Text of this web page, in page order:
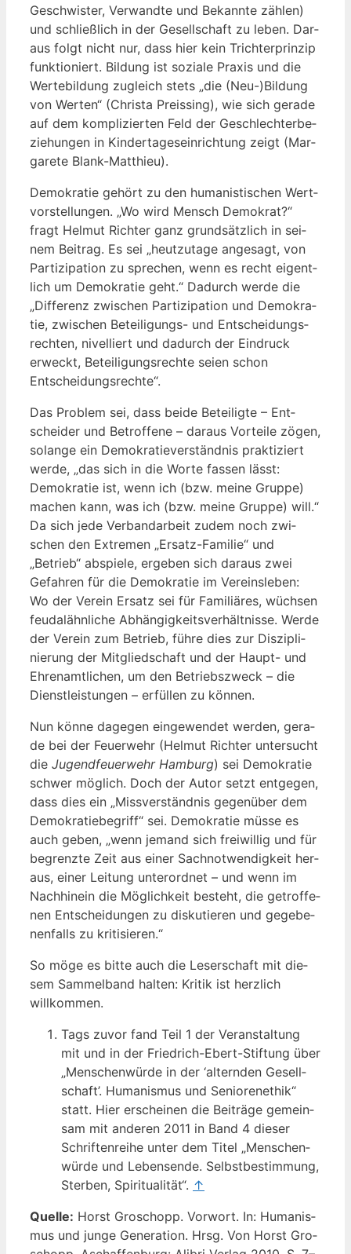
Geschwis­ter, Ver­wand­te und Bekann­te zäh­len)
und schließ­lich in der Gesell­schaft zu leben. Dar­
aus folgt nicht nur, dass hier kein Trich­ter­prin­zip
funk­tio­niert. Bil­dung ist sozia­le Pra­xis und die
Wer­te­bil­dung zugleich stets „die (Neu-)Bildung
von Wer­ten“ (Chris­ta Preis­sing), wie sich gera­de
auf dem kom­pli­zier­ten Feld der Geschlech­ter­be­
zie­hun­gen in Kin­der­ta­ges­ein­rich­tung zeigt (Mar­
ga­re­te Blank-Matthieu).
Demo­kra­tie gehört zu den huma­nis­ti­schen Wert­
vor­stel­lun­gen. „Wo wird Mensch Demo­krat?“
fragt Hel­mut Rich­ter ganz grund­sätz­lich in sei­
nem Bei­trag. Es sei „heut­zu­ta­ge ange­sagt, von
Par­ti­zi­pa­ti­on zu spre­chen, wenn es recht eigent­
lich um Demo­kra­tie geht.“ Dadurch wer­de die
„Dif­fe­renz zwi­schen Par­ti­zi­pa­ti­on und Demo­kra­
tie, zwi­schen Betei­li­gungs- und Ent­schei­dungs­
rech­ten, nivel­liert und dadurch der Ein­druck
erweckt, Betei­li­gungs­rech­te sei­en schon
Entscheidungsrechte“.
Das Pro­blem sei, dass bei­de Betei­lig­te – Ent­
schei­der und Betrof­fe­ne – dar­aus Vor­tei­le zögen,
solan­ge ein Demo­kra­tie­ver­ständ­nis prak­ti­ziert
wer­de, „das sich in die Wor­te fas­sen lässt:
Demo­kra­tie ist, wenn ich (bzw. mei­ne Grup­pe)
machen kann, was ich (bzw. mei­ne Grup­pe) will.“
Da sich jede Ver­band­ar­beit zudem noch zwi­
schen den Extre­men „Ersatz-Fami­lie“ und
„Betrieb“ abspie­le, erge­ben sich dar­aus zwei
Gefah­ren für die Demo­kra­tie im Ver­eins­le­ben:
Wo der Ver­ein Ersatz sei für Fami­liä­res, wüch­sen
feu­dal­ähn­li­che Abhän­gig­keits­ver­hält­nis­se. Wer­de
der Ver­ein zum Betrieb, füh­re dies zur Dis­zi­pli­
nie­rung der Mit­glied­schaft und der Haupt- und
Ehren­amt­li­chen, um den Betriebs­zweck – die
Dienst­leis­tun­gen – erfül­len zu können.
Nun kön­ne dage­gen ein­ge­wen­det wer­den, gera­
de bei der Feu­er­wehr (Hel­mut Rich­ter unter­sucht
die Jugend­feu­er­wehr Ham­burg) sei Demo­kra­tie
schwer mög­lich. Doch der Autor setzt ent­ge­gen,
dass dies ein „Miss­ver­ständ­nis gegen­über dem
Demo­kra­tie­be­griff“ sei. Demo­kra­tie müs­se es
auch geben, „wenn jemand sich frei­wil­lig und für
begrenz­te Zeit aus einer Sach­not­wen­dig­keit her­
aus, einer Lei­tung unter­ord­net – und wenn im
Nach­hin­ein die Mög­lich­keit besteht, die getrof­fe­
nen Ent­schei­dun­gen zu dis­ku­tie­ren und gege­be­
nen­falls zu kritisieren.“
So möge es bit­te auch die Leser­schaft mit die­
sem Sam­mel­band hal­ten: Kri­tik ist herz­lich
willkommen.
Tags zuvor fand Teil 1 der Ver­an­stal­tung
mit und in der Fried­rich-Ebert-Stif­tung über
„Men­schen­wür­de in der ‘altern­den Gesell­
schaft’. Huma­nis­mus und Senio­ren­ethik“
statt. Hier erschei­nen die Bei­trä­ge gemein­
sam mit ande­ren 2011 in Band 4 die­ser
Schrif­ten­rei­he unter dem Titel „Men­schen­
wür­de und Lebens­en­de. Selbst­be­stim­mung,
Ster­ben, Spi­ri­tua­li­tät“. ↑
Quel­le: Horst Gro­schopp. Vor­wort. In: Huma­nis­
mus und jun­ge Gene­ra­ti­on. Hrsg. Von Horst Gro­